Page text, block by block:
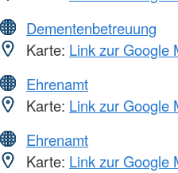
Dementenbetreuung
Karte: Link zur Google
Ehrenamt
Karte: Link zur Google
Ehrenamt
Karte: Link zur Google